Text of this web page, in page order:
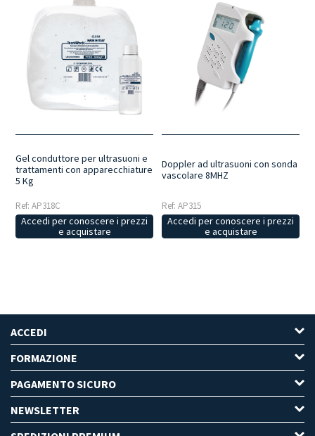
indagine diagnostica vascolare. Ha un design ergonomico per
consentire una facile impugnatura della sonda e un semplice utilizzo
dell’apparecchio.
Gel conduttore per ultrasuoni e
trattamenti con apparecchiature
5 Kg
Ref: AP318C
Accedi per conoscere i prezzi
e acquistare
Doppler ad ultrasuoni con sonda
vascolare 8MHZ
Ref: AP315
Accedi per conoscere i prezzi
e acquistare
ACCEDI
FORMAZIONE
PAGAMENTO SICURO
NEWSLETTER